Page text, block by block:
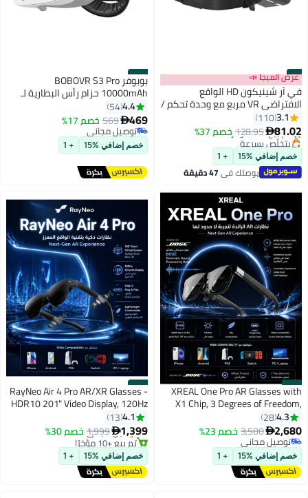
#9
عرض الميجا 📣
في آر شينيكون HD الواقع
الافتراضي VR مربع مع وحدة تحكم /
لأجهزة iPhone / Android ، نظارات
3D VR للتلفزيون والأفلام وألعاب
الفيديو
3.1
110
81.02
128.95خصم 37%
بتخلّص بسرعة
تم بيع +20 مؤخرًا
بتخلّص بسرعة
خصم إضافي %15 + 1
يوصلك في47 دقيقة
#10 بوبوفر BOBOVR S3 Pro
10000mAh حزام رأس البطارية لـ
Meta Quest 3/Quest 3S مع
ملحقات VR لتكييف الهواء الرأس
تعزيز الدعم
4.4
54
469
569 خصم 17%
توصيل مجاني
توصيل مجاني
خصم إضافي %15 + 1
#11
XREAL One Pro AR Glasses with
X1 Chip, 3 Degrees of Freedom,
171°, 57° Viewing Angle, 120Hz,
BOSE Sound, Sony OLED Display, 3
Modes Adjustment, Compatible
with PS5, Nintendo Switch 2,
iPhone 16/15, Steam Deck, PC,
Android and iOS - Size M
4.3
28
2,680
3,500خصم 23%
توصيل مجاني
توصيل مجاني
خصم إضافي %15 + 1
#12
RayNeo Air 4 Pro AR/XR Glasses -
HDR10 201" Video Display, 120Hz
3D Movie & Gaming Smart
Glasses, USB-C Plug & Play for
iPhone 17/16/15, Android, Switch
2, PS5, Steam Deck
4.1
13
1,399
1,999خصم 30%
أقل سعر في 30 يوم
توصيل مجاني
تم بيع +10 مؤخرًا
أقل سعر في 30 يوم
خصم إضافي %15 + 1